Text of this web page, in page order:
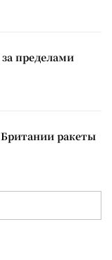
пределами
ракеты